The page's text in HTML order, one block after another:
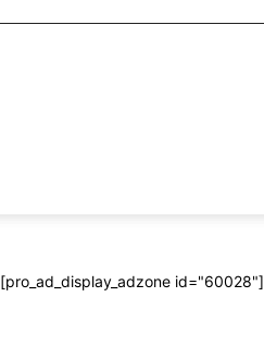
[pro_ad_display_adzone id="60028"]